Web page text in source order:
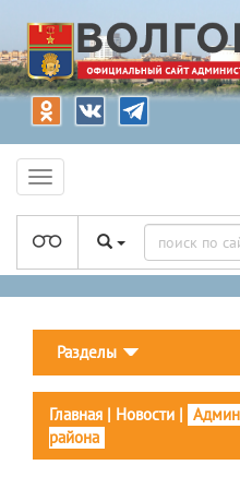
Разделы
Главная | Новости |
района